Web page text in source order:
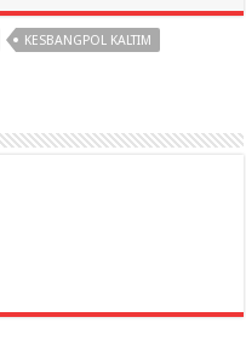
KESBANGPOL KALTIM